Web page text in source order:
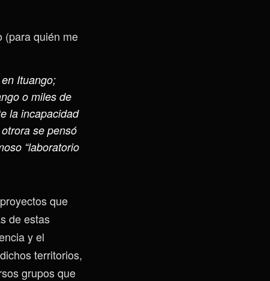
(para quién me
Ituango;
o miles de
la incapacidad
se pensó
“laboratorio
que
de estas
y el
territorios,
grupos que